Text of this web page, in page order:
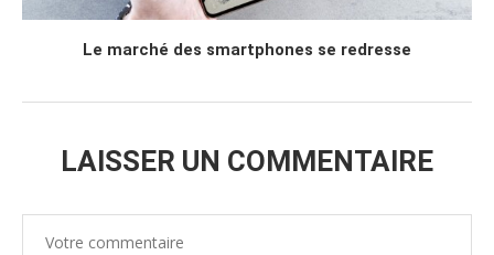
Le marché des smartphones se redresse
LAISSER UN COMMENTAIRE